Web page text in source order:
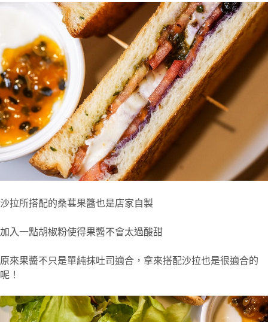
沙拉所搭配的桑葚果醬也是店家自製
加入一點胡椒粉使得果醬不會太過酸甜
原來果醬不只是單純抹吐司適合，拿來搭配沙拉也是很適合的
呢！